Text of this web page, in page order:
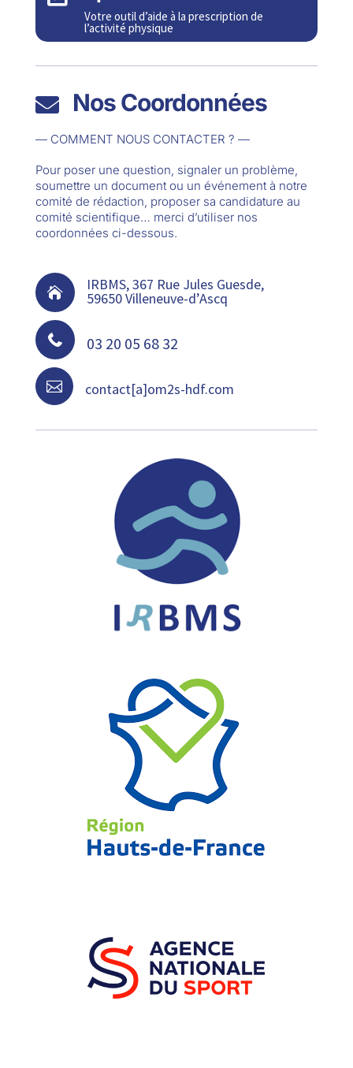
Votre outil d’aide à la prescription de
l’activité physique
 Nos Coordonnées
— COMMENT NOUS CONTACTER ? —
Pour poser une question, signaler un problème,
soumettre un document ou un événement à notre
comité de rédaction, proposer sa candidature au
comité scientifique… merci d’utiliser nos
coordonnées ci-dessous.
 IRBMS, 367 Rue Jules Guesde,
59650 Villeneuve-d’Ascq
 03 20 05 68 32
 contact[a]om2s-hdf.com